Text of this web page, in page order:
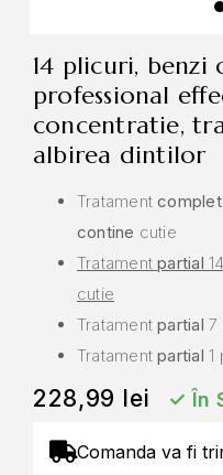
14 plicuri, benzi crest 3d white
professional
concentratie,
albirea dintilor
Tratamentcomplet
contine cutie
Tratamentpartial
cutie
Tratamentpartial 7
Tratamentpartial 1
228,99 lei ✓ În
Comanda va fi